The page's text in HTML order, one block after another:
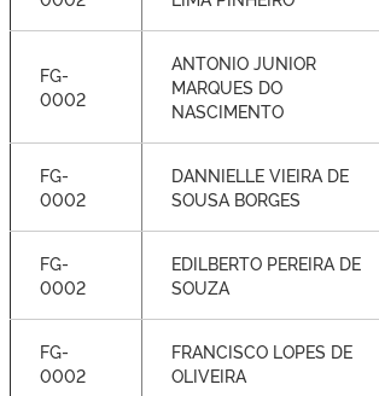
FG-
0002
ANTONIO JUNIOR
MARQUES DO
NASCIMENTO
FG-
0002
DANNIELLE VIEIRA DE
SOUSA BORGES
FG-
0002
EDILBERTO PEREIRA DE
SOUZA
FG-
0002
FRANCISCO LOPES DE
OLIVEIRA